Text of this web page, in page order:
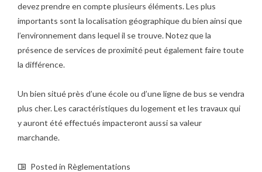
devez prendre en compte plusieurs éléments. Les plus
importants sont la localisation géographique du bien ainsi que
l’environnement dans lequel il se trouve. Notez que la
présence de services de proximité peut également faire toute
la différence.
Un bien situé près d’une école ou d’une ligne de bus se vendra
plus cher. Les caractéristiques du logement et les travaux qui
y auront été effectués impacteront aussi sa valeur
marchande.
Posted in Règlementations